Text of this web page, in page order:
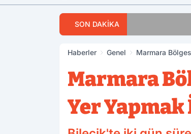
SON DAKİKA
Haberler Genel Marmara
Marmara
Yer